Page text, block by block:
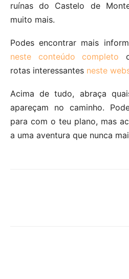
ruínas do Castelo de
muito mais.
Podes encontrar mais
neste conteúdo completo
rotas interessantes neste
Acima de tudo, abraça
apareçam no caminho.
para com o teu plano, mas
a uma aventura que nunca